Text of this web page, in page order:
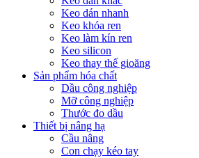
Keo dán nhanh
Keo khóa ren
Keo làm kín ren
Keo silicon
Keo thay thế gioăng
Sản phẩm hóa chất
Dầu công nghiệp
Mỡ công nghiệp
Thước đo dầu
Thiết bị nâng hạ
Cầu nâng
Con chạy kéo tay